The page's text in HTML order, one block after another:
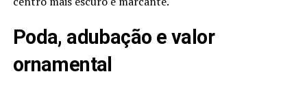
Poda, adubação e valor
ornamental